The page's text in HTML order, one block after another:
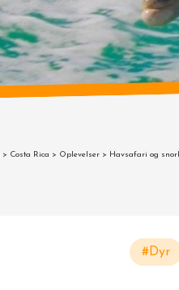
> Costa Rica > Oplevelser > Havsafari og
#Dyr